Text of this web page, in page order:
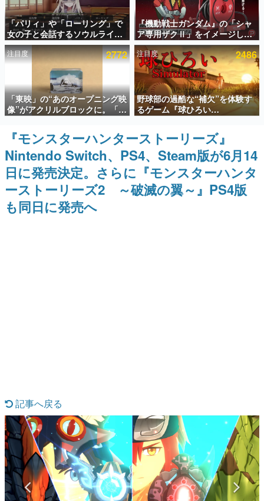
アプリセール情報
インタビュー
連載・特集一覧
殿堂入り記事
SNS拡散数が数千以上！ ページビュー数万以上！ などな
ど。多くの人々に読まれた、電ファミ渾身の“殿堂入り”記
事をまとめました。
ゲームの企画書
名作ゲームクリエイターの方々に製作時のエピソードをお
聞きし、ヒットする企画（ゲーム）とは何か？を探ってい
きます。
この物語を解いてはいけない。『赫本』は、〈試験問題〉
の形をした短編ホラー小説集です。
なんでゲームは面白い？
ゲーム開発者・hamatsu氏がゲームの魅力を画面や操作の
具体的な形から解き明かしていく、硬派で骨太な評論連載
です。
ゲームが変えた日本語
「経験値」「裏技」「ラスボス」… ゲームにまつわる言葉
の起源や用法の変遷を、コンピューター文化史研究家・タ
イニーP氏が徹底調査。
「パリィ」や「ローリング」で
女の子と会話するソウルライク
恋愛ゲーム『小早川さんはソウ
ルライク』無料公開。返事に失
敗すると「YOU DIED」
『機動戦士ガンダム』の「シャ
ア専用ザクⅡ」をイメージした
散水ホースリールが予約開始。
本体にはシャアのパーソナルマ
ークやジオン公国軍のエンブレ
ム、型式番号などを配置
注目度 2772
「東映」の“あのオープニング映
像”がアクリルブロックに。「東
映ヒストリカル グッズコレクシ
ョン」が8月下旬より発売
注目度 2486
野球部の過酷な“補欠”を体験す
るゲーム『球ひろい
Simulator』が「1件」のウィッ
シュリストをもとにチェコ語に
対応しSNSで話題に。『キング
ダム・カム』開発元やチェコの
プロ野球選手から称賛の声
『モンスターハンターストーリーズ』
Nintendo Switch、PS4、Steam版が6月14
日に発売決定。さらに『モンスターハンタ
ーストーリーズ2 ～破滅の翼～』PS4版
も同日に発売へ
記事へ戻る